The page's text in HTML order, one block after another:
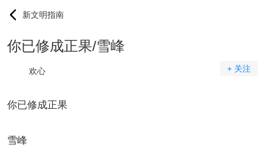
新文明指南
你已修成正果/雪峰
欢心 + 关注
你已修成正果
雪峰